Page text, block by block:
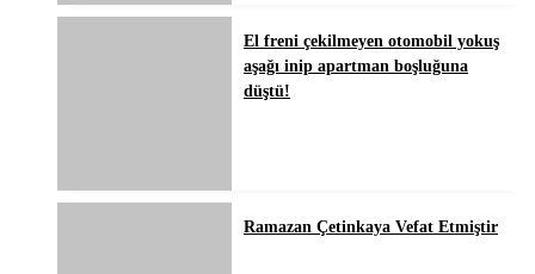
El freni çekilmeyen otomobil yokuş
aşağı inip apartman boşluğuna
düştü!
Ramazan Çetinkaya Vefat Etmiştir